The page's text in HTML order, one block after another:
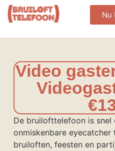
Nu
Video
De bruilofttelefoon is snel
onmiskenbare
bruiloften, feesten en